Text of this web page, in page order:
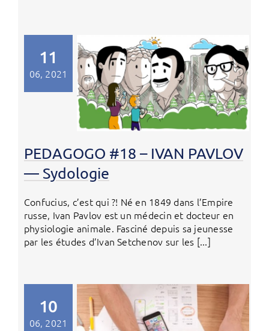
11
06, 2021
PEDAGOGO #18 – IVAN PAVLOV
— Sydologie
Confucius, c’est qui ?! Né en 1849 dans l’Empire
russe, Ivan Pavlov est un médecin et docteur en
physiologie animale. Fasciné depuis sa jeunesse
par les études d’Ivan Setchenov sur les [...]
10
06, 2021